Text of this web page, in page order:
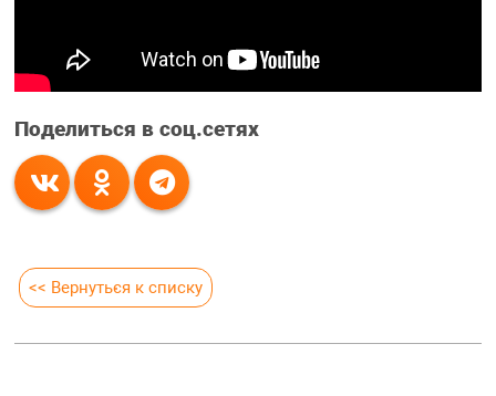
Поделиться в соц.сетях
<< Вернуться к списку